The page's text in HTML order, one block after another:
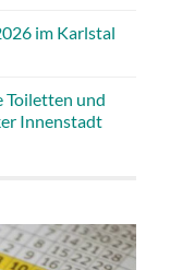
im Karlstal
Toiletten und
Innenstadt